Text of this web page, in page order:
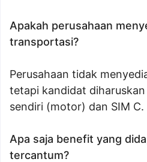
Apakah perusahaan
transportasi?
Perusahaan tidak
tetapi kandidat
sendiri (motor) dan SIM C.
Apa saja benefit yang
tercantum?